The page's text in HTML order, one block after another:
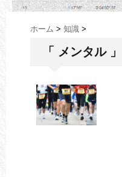
ホーム > 知識 >
「 メンタル